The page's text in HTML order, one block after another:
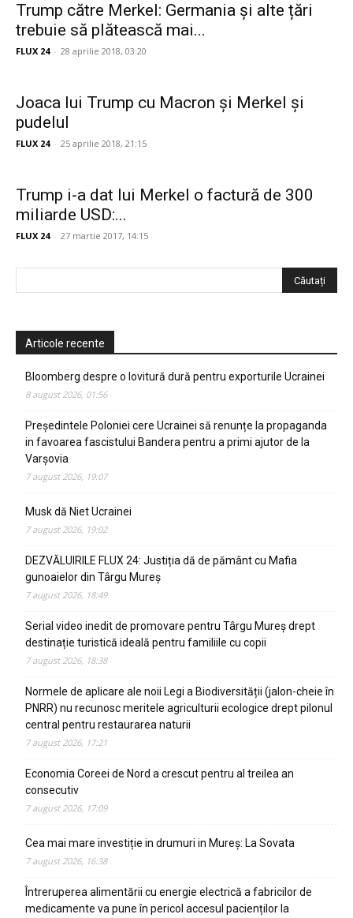
Trump către Merkel: Germania și alte țări
trebuie să plătească mai...
FLUX 24 - 28 aprilie 2018, 03:20
Joaca lui Trump cu Macron şi Merkel şi
pudelul
FLUX 24 - 25 aprilie 2018, 21:15
Trump i-a dat lui Merkel o factură de 300
miliarde USD:...
FLUX 24 - 27 martie 2017, 14:15
Articole recente
Bloomberg despre o lovitură dură pentru exporturile Ucrainei
8 august 2026, 01:56
Președintele Poloniei cere Ucrainei să renunțe la propaganda
in favoarea fascistului Bandera pentru a primi ajutor de la
Varșovia
7 august 2026, 19:07
Musk dă Niet Ucrainei
7 august 2026, 19:02
DEZVĂLUIRILE FLUX 24: Justiția dă de pământ cu Mafia
gunoaielor din Târgu Mureș
7 august 2026, 18:49
Serial video inedit de promovare pentru Târgu Mureș drept
destinație turistică ideală pentru familiile cu copii
7 august 2026, 18:38
Normele de aplicare ale noii Legi a Biodiversității (jalon-cheie în
PNRR) nu recunosc meritele agriculturii ecologice drept pilonul
central pentru restaurarea naturii
7 august 2026, 17:21
Economia Coreei de Nord a crescut pentru al treilea an
consecutiv
7 august 2026, 17:09
Cea mai mare investiție in drumuri in Mureș: La Sovata
7 august 2026, 16:38
Întreruperea alimentării cu energie electrică a fabricilor de
medicamente va pune în pericol accesul pacienților la